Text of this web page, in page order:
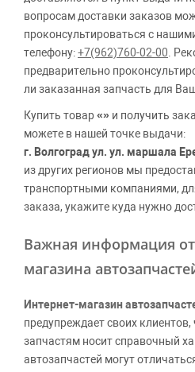
вопросам доставки заказов
проконсультироваться с
телефону:+7(962)760-02-00 .
предварительно
ли заказанная запчасть для
Купить товар«» и получить
можете в нашей точке выдачи:
г. Волгоград ул. ул. маршала
из других регионов мы
транспортными компаниями,
заказа, укажите куда нужно
Важная информация
магазина
Интернет-магазин
предупреждает своих
запчастям носит справочный
автозапчастей могут